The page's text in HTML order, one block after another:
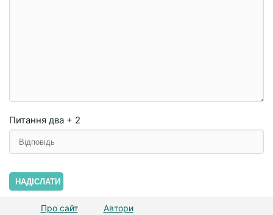
Питання два + 2
НАДІСЛАТИ
Про сайт Автори